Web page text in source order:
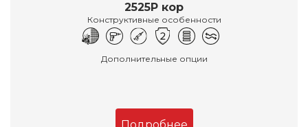
2525Р кор
Конструктивные особенности
Дополнительные опции